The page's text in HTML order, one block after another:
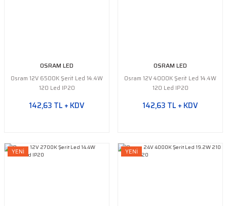
OSRAM LED
Osram 12V 6500K Şerit Led 14.4W
120 Led IP20
142,63 TL + KDV
OSRAM LED
Osram 12V 4000K Şerit Led 14.4W
120 Led IP20
142,63 TL + KDV
YENİ YENİ